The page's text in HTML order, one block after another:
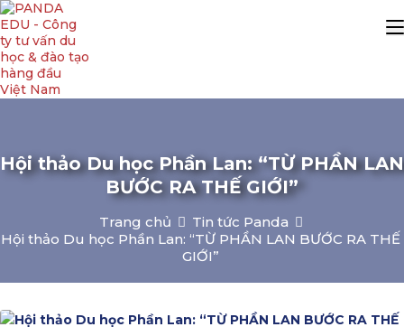
Hội thảo Du học Phần Lan: “TỪ PHẦN LAN
BƯỚC RA THẾ GIỚI”
Trang chủ
Tin tức Panda
Hội thảo Du học Phần Lan: “TỪ PHẦN LAN BƯỚC RA THẾ
GIỚI”